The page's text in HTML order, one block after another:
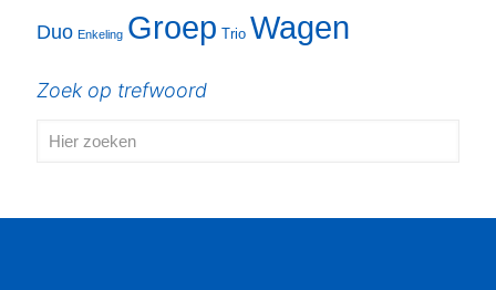
Duo Enkeling Groep Trio Wagen
Zoek op trefwoord